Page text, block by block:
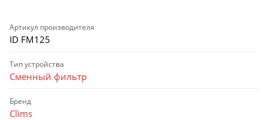
Артикул производителя
ID FM125
Тип устройства
Сменный фильтр
Бренд
Clims